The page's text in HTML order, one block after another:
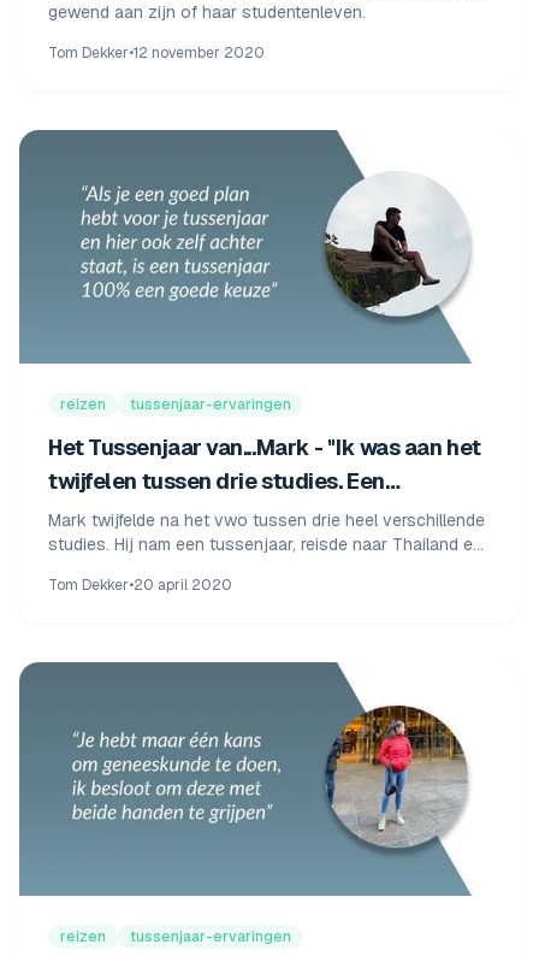
gewend aan zijn of haar studentenleven.
Tom Dekker•12 november 2020
reizen tussenjaar-ervaringen
Het Tussenjaar van...Mark - "Ik was aan het
twijfelen tussen drie studies. Een
tussenjaar voelde het beste."
Mark twijfelde na het vwo tussen drie heel verschillende
studies. Hij nam een tussenjaar, reisde naar Thailand en
Tom Dekker•20 april 2020
reizen tussenjaar-ervaringen